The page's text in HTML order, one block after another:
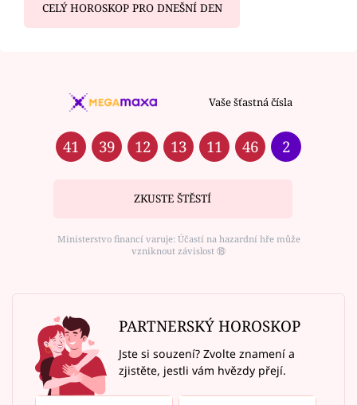
CELÝ HOROSKOP PRO DNEŠNÍ DEN
Vaše šťastná čísla
41 39 12 13 11 46 2
ZKUSTE ŠTĚSTÍ
Ministerstvo financí varuje: Účastí na hazardní hře může
vzniknout závislost ⑱
PARTNERSKÝ HOROSKOP
Jste si souzení? Zvolte znamení a
zjistěte, jestli vám hvězdy přejí.